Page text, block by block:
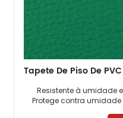
Resistente à umidade
Protege contra